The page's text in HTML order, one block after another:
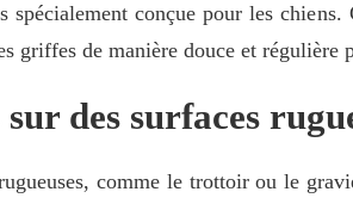
conçue pour les
griffes de manière douce et régulière
des surfaces
comme le trottoir ou le